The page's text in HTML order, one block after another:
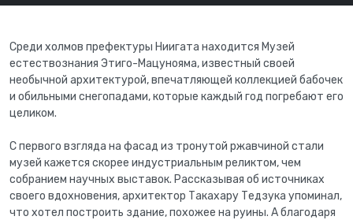
Среди холмов префектуры Ниигата находится Музей
естествознания Этиго-Мацунояма, известный своей
необычной архитектурой, впечатляющей коллекцией бабочек
и обильными снегопадами, которые каждый год погребают его
целиком.
С первого взгляда на фасад из тронутой ржавчиной стали
музей кажется скорее индустриальным реликтом, чем
собранием научных выставок. Рассказывая об источниках
своего вдохновения, архитектор Такахару Тедзука упоминал,
что хотел построить здание, похожее на руины. А благодаря